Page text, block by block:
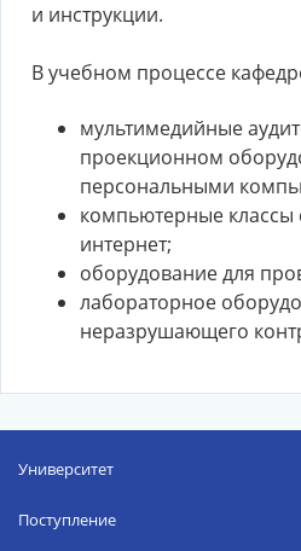
и инструкции.
В учебном процессе
мультимедийные
проекционном
персональными
компьютерные классы
интернет;
оборудование для
лабораторное
неразрушающего
Университет
Поступление